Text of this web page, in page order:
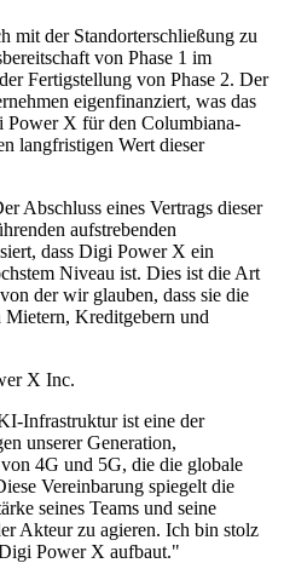
mit der Standorterschließung zu
von Phase 1 im
Fertigstellung von Phase 2. Der
eigenfinanziert, was das
Power X für den Columbiana-
langfristigen Wert dieser
Abschluss eines Vertrags dieser
aufstrebenden
dass Digi Power X ein
Niveau ist. Dies ist die Art
der wir glauben, dass sie die
Kreditgebern und
X Inc.
Infrastruktur ist eine der
unserer Generation,
4G und 5G, die die globale
Vereinbarung spiegelt die
seines Teams und seine
Akteur zu agieren. Ich bin stolz
Power X aufbaut."